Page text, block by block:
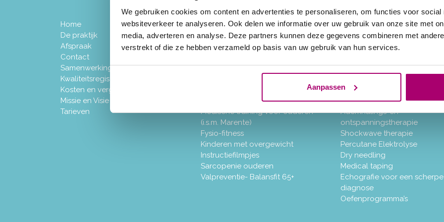
We gebruiken cookies om content en advertenties te personaliseren, om functies voor social
websiteverkeer te analyseren. Ook delen we informatie over uw gebruik van onze site met
media, adverteren en analyse. Deze partners kunnen deze gegevens combineren met
verstrekt of die ze hebben verzameld op basis van uw gebruik van hun services.
Aanpassen
Home
De praktijk
Afspraak
Contact
Samenwerking
Kwaliteitsregister
Kosten en vergoeding
Missie en Visie
Tarieven
Programma’s
Claudicatio (Etalagebenen)
Hart-vaat-long
aandoeningen)
Ademhaling-en Ontspannen
Medische training voor ouderen
(i.s.m. Marente)
Fysio-fitness
Kinderen met overgewicht
Instructiefilmpjes
Sarcopenie ouderen
Valpreventie- Balansfit 65+
Therapieën
Algemene fysiotherapie
Manuele therapie
Revalidatie post Covid
revalidatie
Kinderfysiotherapie
Ademhalings-en
ontspanningstherapie
Shockwave therapie
Percutane Elektrolyse
Dry needling
Medical taping
Echografie voor een scherpe
diagnose
Oefenprogramma’s